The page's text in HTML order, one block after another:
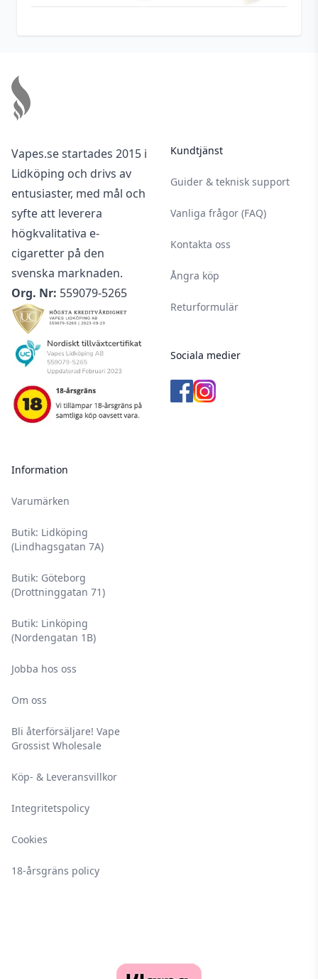
Vapes.se startades 2015 i
Lidköping och drivs av
entusiaster, med mål och
syfte att leverera
högkvalitativa e-
cigaretter på den
svenska marknaden.
Org. Nr: 559079-5265
Information
Varumärken
Butik: Lidköping
(Lindhagsgatan 7A)
Butik: Göteborg
(Drottninggatan 71)
Butik: Linköping
(Nordengatan 1B)
Jobba hos oss
Om oss
Bli återförsäljare! Vape
Grossist Wholesale
Köp- & Leveransvillkor
Integritetspolicy
Cookies
18-årsgräns policy
Kundtjänst
Guider & teknisk support
Vanliga frågor (FAQ)
Kontakta oss
Ångra köp
Returformulär
Sociala medier